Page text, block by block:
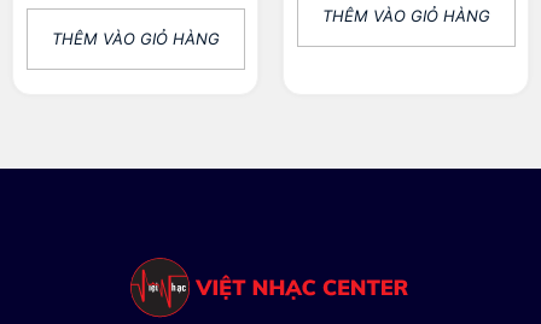
THÊM VÀO GIỎ HÀNG
THÊM VÀO GIỎ HÀNG